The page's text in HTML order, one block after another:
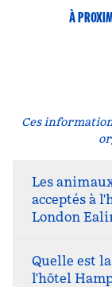
À
Ces
Les
acceptés à
London
Quelle est
l'hôtel